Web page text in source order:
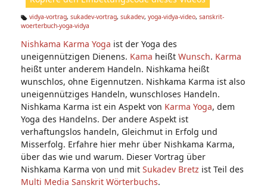
n:
Ta
s:
vidya-vortrag, sukadev-vortrag, sukadev, yoga-vidya-video, sanskrit-
woerterbuch-yoga-vidya
Nishkama Karma Yoga ist der Yoga des
uneigennützigen Dienens. Kama heißt Wunsch. Karma
heißt unter anderem Handeln. Nishkama heißt
wunschlos, ohne Eigennutzen. Nishkama Karma ist also
uneigennütziges Handeln, wunschloses Handeln.
Nishkama Karma ist ein Aspekt von Karma Yoga, dem
Yoga des Handelns. Der andere Aspekt ist
verhaftungslos handeln, Gleichmut in Erfolg und
Misserfolg. Erfahre hier mehr über Nishkama Karma,
über das wie und warum. Dieser Vortrag über
Nishkama Karma von und mit Sukadev Bretz ist Teil des
Multi Media Sanskrit Wörterbuchs.